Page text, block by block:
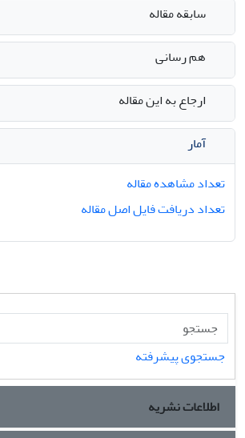
سابقه مقاله
هم رسانی
ارجاع به این مقاله
آمار
تعداد مشاهده مقاله
تعداد دریافت فایل اصل مقاله
جستجوی پیشرفته
اطلاعات نشریه